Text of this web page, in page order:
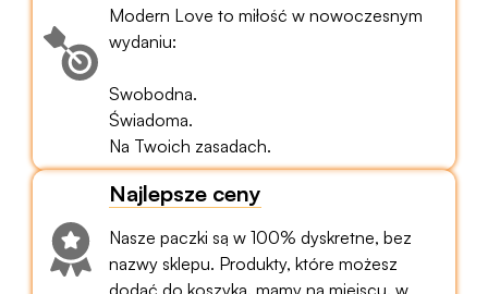
Modern Love to miłość w nowoczesnym
wydaniu:
Swobodna.
Świadoma.
Na Twoich zasadach.
Najlepsze ceny
Nasze paczki są w 100% dyskretne, bez
nazwy sklepu. Produkty, które możesz